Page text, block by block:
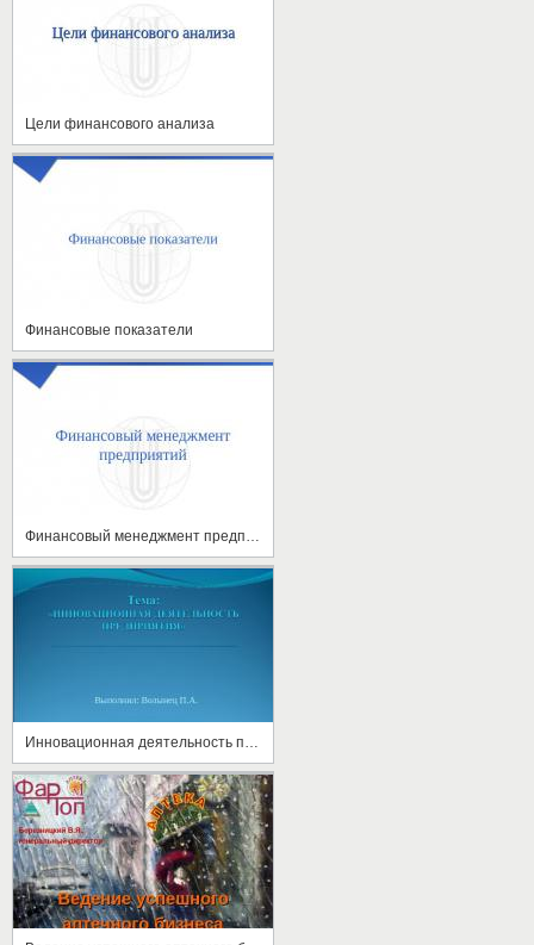
Цели финансового анализа
Финансовые показатели